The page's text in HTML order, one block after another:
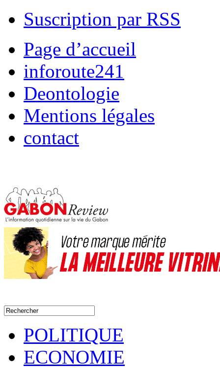
Suscription par RSS
Page d’accueil
inforoute241
Deontologie
Mentions légales
contact
POLITIQUE
ECONOMIE